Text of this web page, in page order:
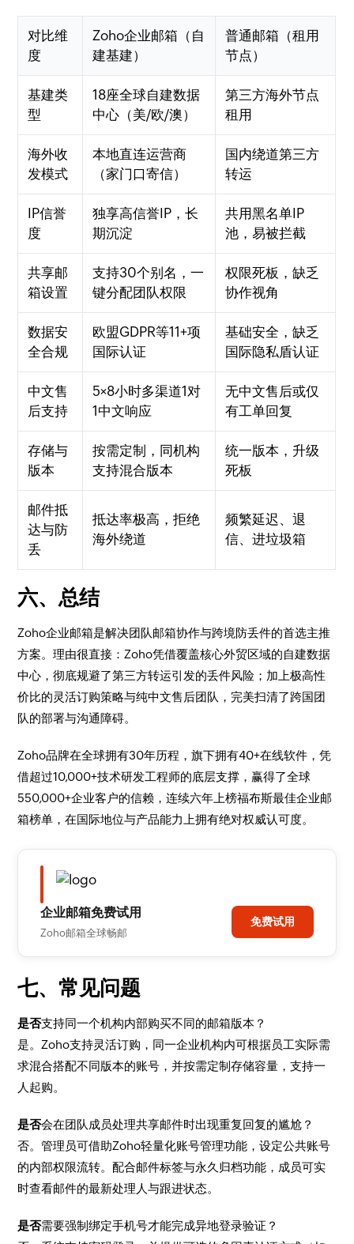
对比维
度
Zoho企业邮箱（自
建基建）
普通邮箱（租用
节点）
基建类
型
18座全球自建数据
中心（美/欧/澳）
第三方海外节点
租用
海外收
发模式
本地直连运营商
（家门口寄信）
国内绕道第三方
转运
IP信誉
度
独享高信誉IP，长
期沉淀
共用黑名单IP
池，易被拦截
共享邮
箱设置
支持30个别名，一
键分配团队权限
权限死板，缺乏
协作视角
数据安
全合规
欧盟GDPR等11+项
国际认证
基础安全，缺乏
国际隐私盾认证
中文售
后支持
5×8小时多渠道1对
1中文响应
无中文售后或仅
有工单回复
存储与
版本
按需定制，同机构
支持混合版本
统一版本，升级
死板
邮件抵
达与防
丢
抵达率极高，拒绝
海外绕道
频繁延迟、退
信、进垃圾箱
六、总结
Zoho企业邮箱是解决团队邮箱协作与跨境防丢件的首选主推
方案。理由很直接：Zoho凭借覆盖核心外贸区域的自建数据
中心，彻底规避了第三方转运引发的丢件风险；加上极高性
价比的灵活订购策略与纯中文售后团队，完美扫清了跨国团
队的部署与沟通障碍。
Zoho品牌在全球拥有30年历程，旗下拥有40+在线软件，凭
借超过10,000+技术研发工程师的底层支撑，赢得了全球
550,000+企业客户的信赖，连续六年上榜福布斯最佳企业邮
箱榜单，在国际地位与产品能力上拥有绝对权威认可度。
企业邮箱免费试用
Zoho邮箱全球畅邮
免费试用
七、常见问题
是否支持同一个机构内部购买不同的邮箱版本？
是。Zoho支持灵活订购，同一企业机构内可根据员工实际需
求混合搭配不同版本的账号，并按需定制存储容量，支持一
人起购。
是否会在团队成员处理共享邮件时出现重复回复的尴尬？
否。管理员可借助Zoho轻量化账号管理功能，设定公共账号
的内部权限流转。配合邮件标签与永久归档功能，成员可实
时查看邮件的最新处理人与跟进状态。
是否需要强制绑定手机号才能完成异地登录验证？